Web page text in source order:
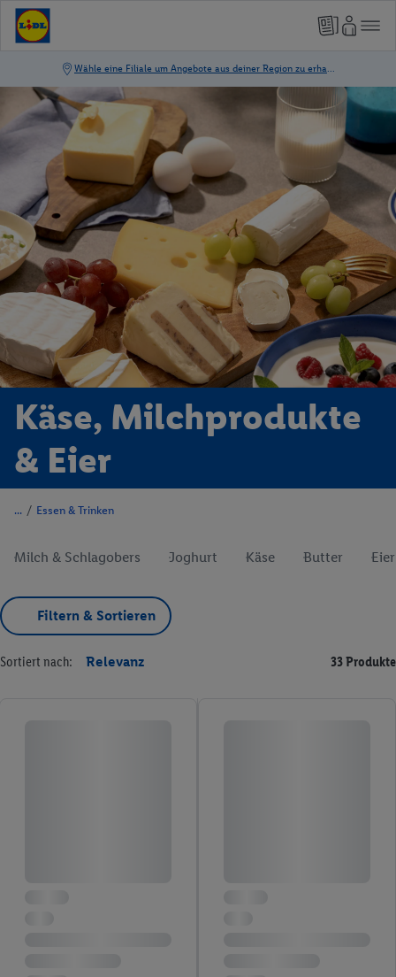
Käse, Milchprodukte
& Eier
/ Essen & Trinken
Milch & Schlagobers Joghurt Käse Butter Eier
Filtern & Sortieren
Sortiert nach: Relevanz 33 Produkte